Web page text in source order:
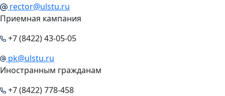
rector@ulstu.ru
Приемная кампания
+7 (8422) 43-05-05
pk@ulstu.ru
Иностранным гражданам
+7 (8422) 778-458